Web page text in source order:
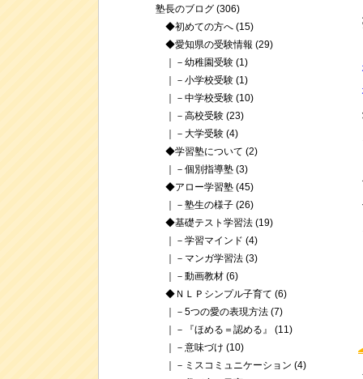
塾長のブログ (306)
◆初めての方へ(15)
◆愛知県の受験情報 (29)
｜－幼稚園受験(1)
｜－小学校受験(1)
｜－中学校受験(10)
｜－高校受験(23)
｜－大学受験(4)
◆学習塾について (2)
｜－個別指導塾(3)
◆アロー学習塾(45)
｜－塾生の様子(26)
◆基礎テスト学習法(19)
｜－学習マインド (4)
｜－マンガ学習法(3)
｜－動画教材(6)
◆ＮＬＰシンプル子育て (6)
｜－5つの愛の表現方法(7)
｜－『ほめる＝認める』
(11)
｜－意味づけ (10)
｜－ミスコミュニケーション (4)